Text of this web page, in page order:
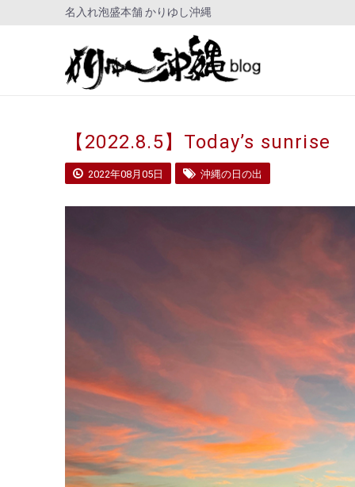
名入れ泡盛本舗 かりゆし沖縄
【2022.8.5】Today’s sunrise
2022年08月05日 沖縄の日の出